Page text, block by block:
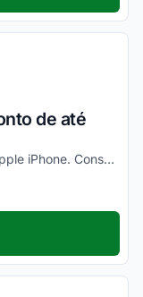
de até
Ganhe até 12% OFF em Smartphones Apple iPhone. Consulte ainda condições diferenciadas para pagamento no cartão Submarino. Confira!